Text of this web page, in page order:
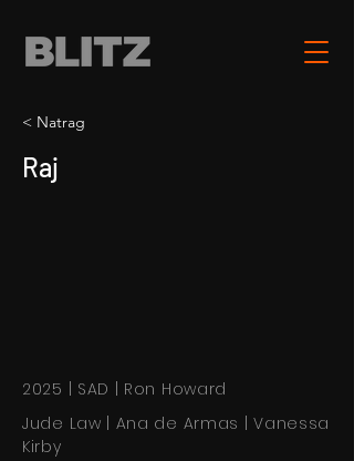
< Natrag
Raj
2025 | SAD | Ron Howard
Jude Law | Ana de Armas | Vanessa
Kirby